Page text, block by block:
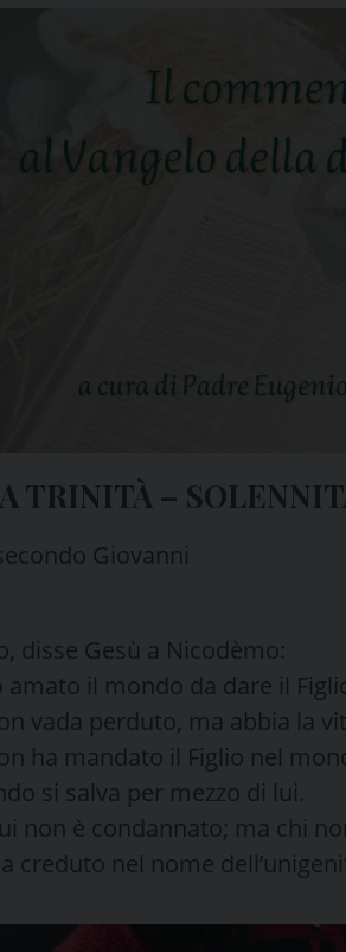
TRINITÀ –
Giovanni
disse Gesù a Nicodèmo:
amato il mondo da dare il
vada perduto, ma abbia la
ha mandato il Figlio nel
si salva per mezzo di lui.
non è condannato; ma chi
creduto nel nome